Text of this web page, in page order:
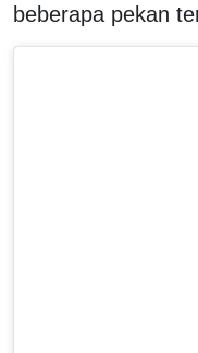
beberapa pekan